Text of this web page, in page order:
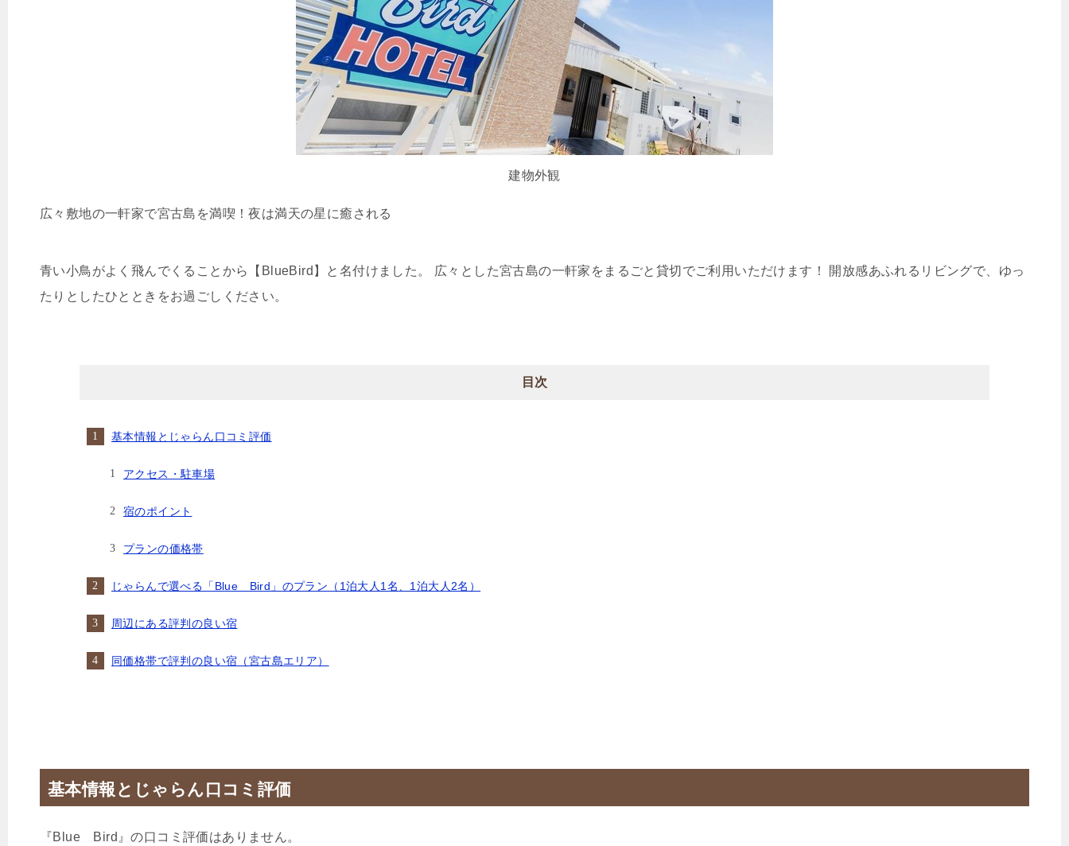
建物外観
広々敷地の一軒家で宮古島を満喫！夜は満天の星に癒される
青い小鳥がよく飛んでくることから【BlueBird】と名付けました。 広々とした宮古島の一軒家をまるごと貸切でご利用いただけます！ 開放感あふれるリビングで、ゆっ
たりとしたひとときをお過ごしください。
目次
基本情報とじゃらん口コミ評価
アクセス・駐車場
宿のポイント
プランの価格帯
じゃらんで選べる「Blue Bird」のプラン（1泊大人1名、1泊大人2名）
周辺にある評判の良い宿
同価格帯で評判の良い宿（宮古島エリア）
基本情報とじゃらん口コミ評価
『Blue Bird』の口コミ評価はありません。